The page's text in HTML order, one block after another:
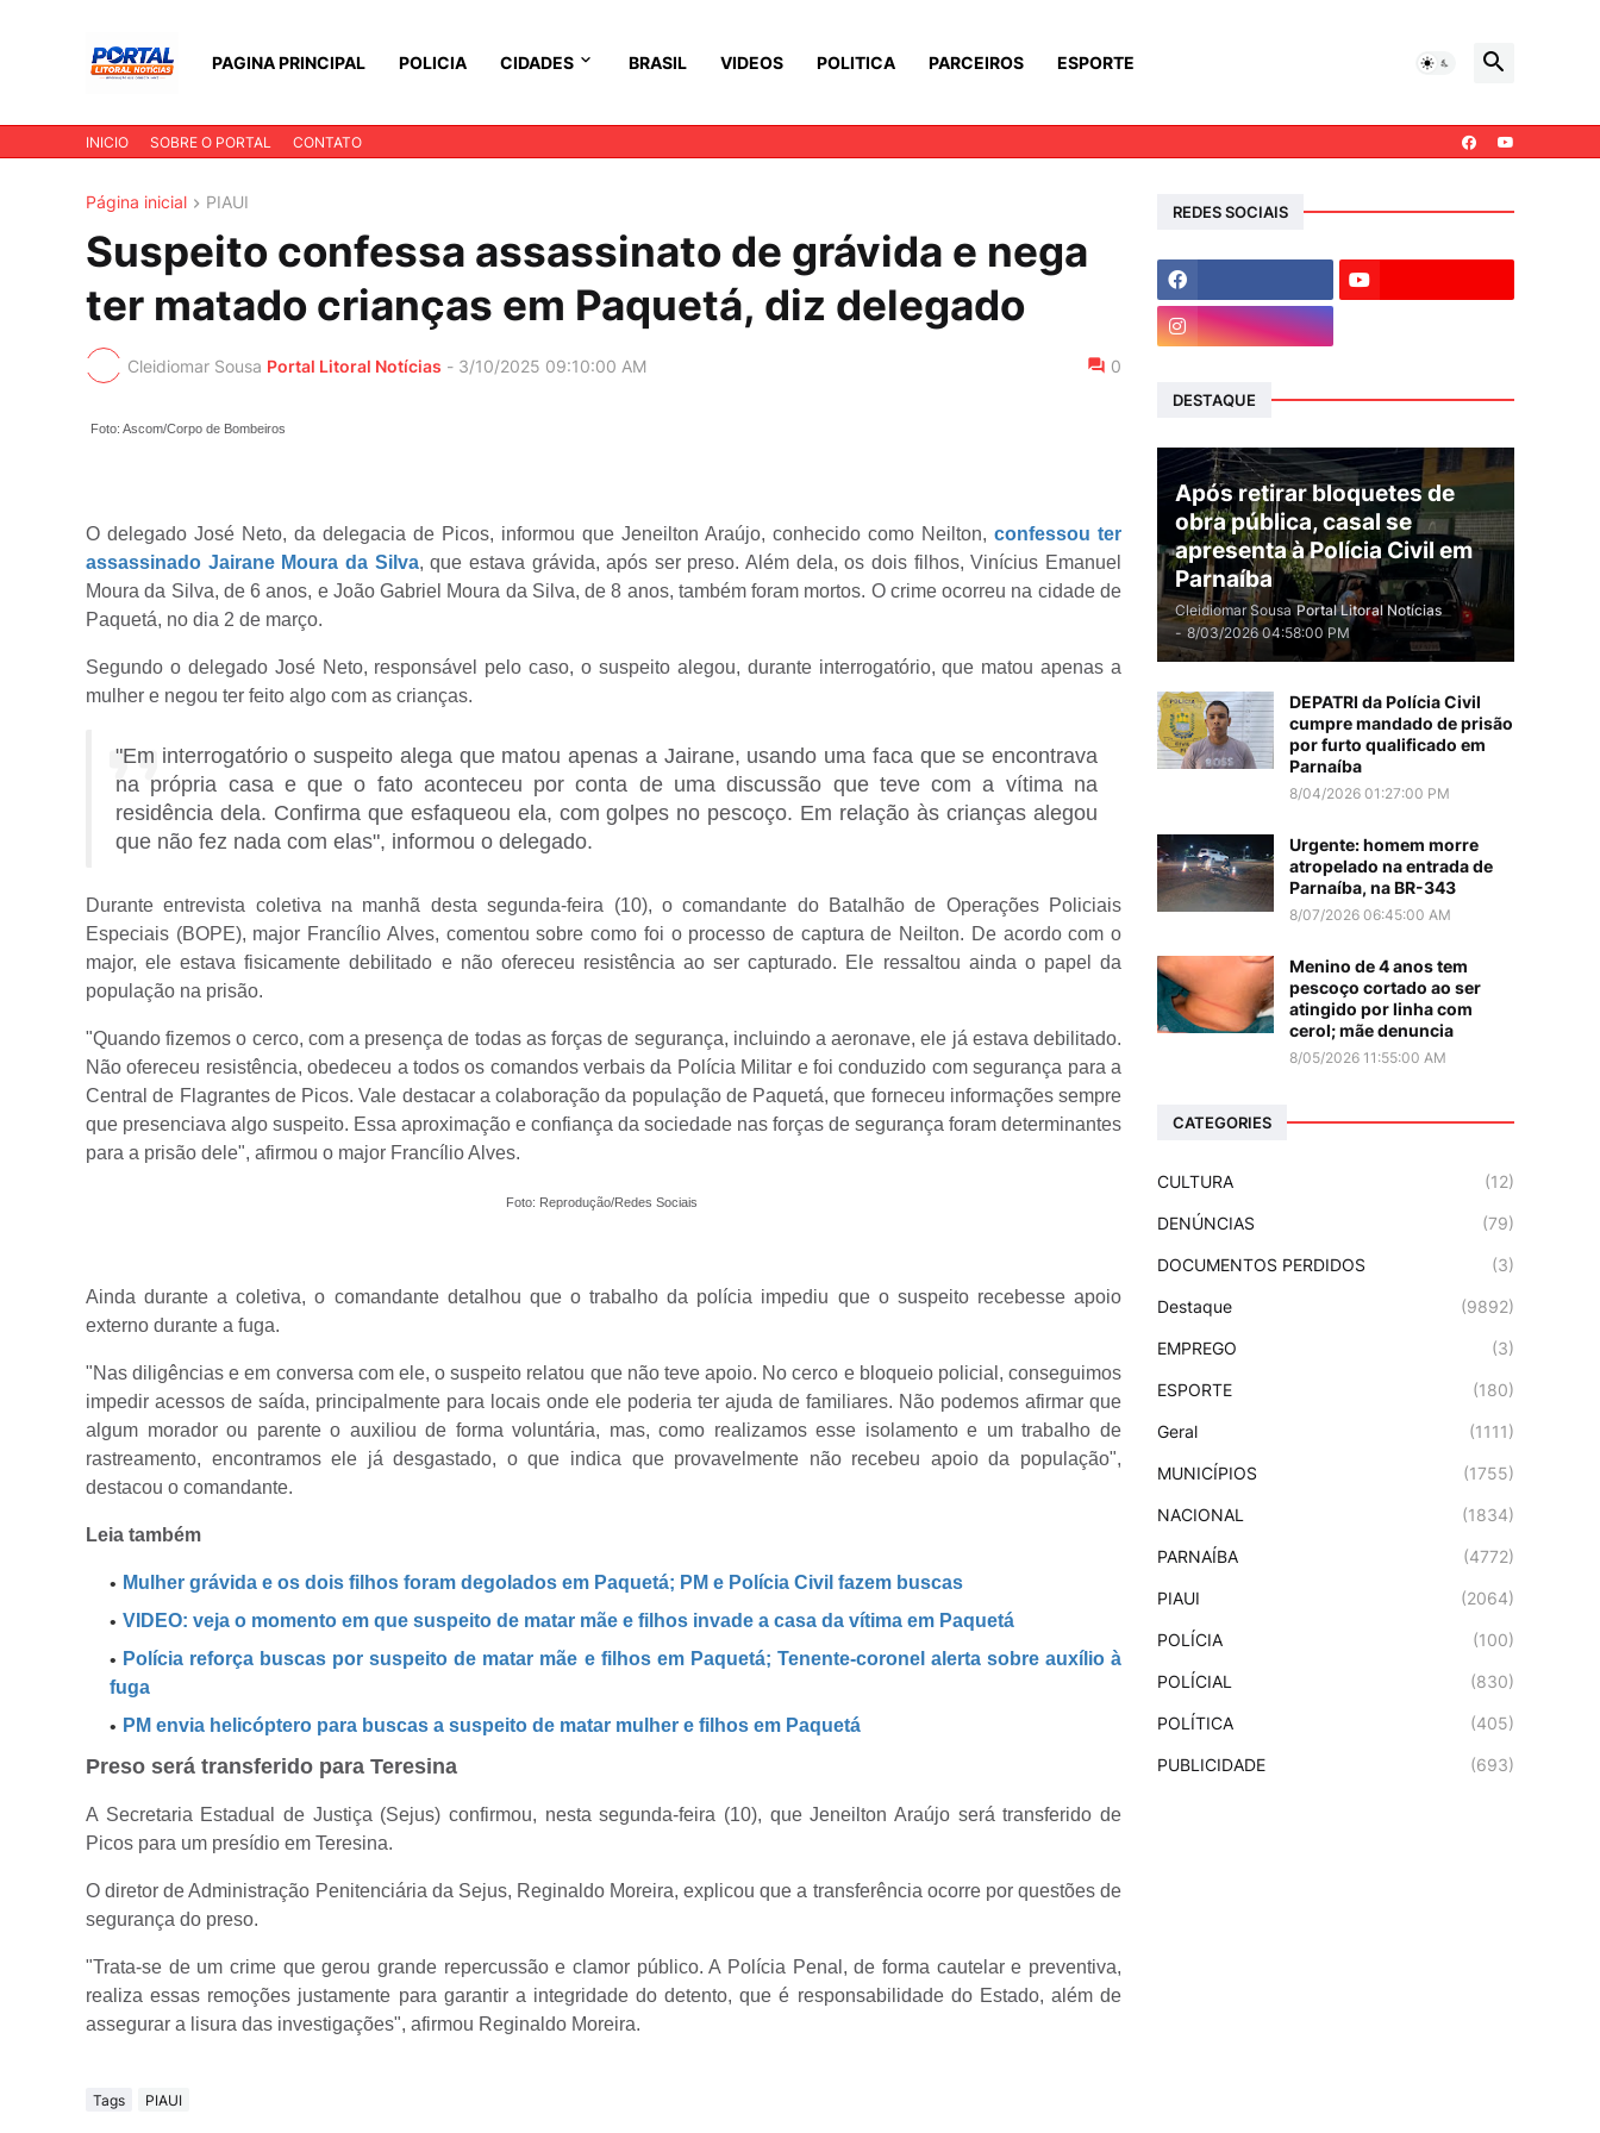
PAGINA PRINCIPAL POLICIA CIDADES BRASIL VIDEOS POLITICA PARCEIROS ESPORTE
INICIO SOBRE O PORTAL CONTATO
Página inicial PIAUI
Suspeito confessa assassinato de grávida e nega
ter matado crianças em Paquetá, diz delegado
Cleidiomar Sousa Portal Litoral Notícias - 3/10/2025 09:10:00 AM 0
Foto: Ascom/Corpo de Bombeiros
O delegado José Neto, da delegacia de Picos, informou que Jeneilton Araújo, conhecido como Neilton, confessou ter
assassinado Jairane Moura da Silva, que estava grávida, após ser preso. Além dela, os dois filhos, Vinícius Emanuel
Moura da Silva, de 6 anos, e João Gabriel Moura da Silva, de 8 anos, também foram mortos. O crime ocorreu na cidade de
Paquetá, no dia 2 de março.
Segundo o delegado José Neto, responsável pelo caso, o suspeito alegou, durante interrogatório, que matou apenas a
mulher e negou ter feito algo com as crianças.
"Em interrogatório o suspeito alega que matou apenas a Jairane, usando uma faca que se encontrava
na própria casa e que o fato aconteceu por conta de uma discussão que teve com a vítima na
residência dela. Confirma que esfaqueou ela, com golpes no pescoço. Em relação às crianças alegou
que não fez nada com elas", informou o delegado.
Durante entrevista coletiva na manhã desta segunda-feira (10), o comandante do Batalhão de Operações Policiais
Especiais (BOPE), major Francílio Alves, comentou sobre como foi o processo de captura de Neilton. De acordo com o
major, ele estava fisicamente debilitado e não ofereceu resistência ao ser capturado. Ele ressaltou ainda o papel da
população na prisão.
"Quando fizemos o cerco, com a presença de todas as forças de segurança, incluindo a aeronave, ele já estava debilitado.
Não ofereceu resistência, obedeceu a todos os comandos verbais da Polícia Militar e foi conduzido com segurança para a
Central de Flagrantes de Picos. Vale destacar a colaboração da população de Paquetá, que forneceu informações sempre
que presenciava algo suspeito. Essa aproximação e confiança da sociedade nas forças de segurança foram determinantes
para a prisão dele", afirmou o major Francílio Alves.
Foto: Reprodução/Redes Sociais
Ainda durante a coletiva, o comandante detalhou que o trabalho da polícia impediu que o suspeito recebesse apoio
externo durante a fuga.
"Nas diligências e em conversa com ele, o suspeito relatou que não teve apoio. No cerco e bloqueio policial, conseguimos
impedir acessos de saída, principalmente para locais onde ele poderia ter ajuda de familiares. Não podemos afirmar que
algum morador ou parente o auxiliou de forma voluntária, mas, como realizamos esse isolamento e um trabalho de
rastreamento, encontramos ele já desgastado, o que indica que provavelmente não recebeu apoio da população",
destacou o comandante.
Leia também
Mulher grávida e os dois filhos foram degolados em Paquetá; PM e Polícia Civil fazem buscas
VIDEO: veja o momento em que suspeito de matar mãe e filhos invade a casa da vítima em Paquetá
Polícia reforça buscas por suspeito de matar mãe e filhos em Paquetá; Tenente-coronel alerta sobre auxílio à
fuga
PM envia helicóptero para buscas a suspeito de matar mulher e filhos em Paquetá
Preso será transferido para Teresina
A Secretaria Estadual de Justiça (Sejus) confirmou, nesta segunda-feira (10), que Jeneilton Araújo será transferido de
Picos para um presídio em Teresina.
O diretor de Administração Penitenciária da Sejus, Reginaldo Moreira, explicou que a transferência ocorre por questões de
segurança do preso.
"Trata-se de um crime que gerou grande repercussão e clamor público. A Polícia Penal, de forma cautelar e preventiva,
realiza essas remoções justamente para garantir a integridade do detento, que é responsabilidade do Estado, além de
assegurar a lisura das investigações", afirmou Reginaldo Moreira.
Tags PIAUI
REDES SOCIAIS
DESTAQUE
Após retirar bloquetes de
obra pública, casal se
apresenta à Polícia Civil em
Parnaíba
Cleidiomar Sousa Portal Litoral Notícias
- 8/03/2026 04:58:00 PM
DEPATRI da Polícia Civil
cumpre mandado de prisão
por furto qualificado em
Parnaíba
8/04/2026 01:27:00 PM
Urgente: homem morre
atropelado na entrada de
Parnaíba, na BR-343
8/07/2026 06:45:00 AM
Menino de 4 anos tem
pescoço cortado ao ser
atingido por linha com
cerol; mãe denuncia
8/05/2026 11:55:00 AM
CATEGORIES
CULTURA (12)
DENÚNCIAS (79)
DOCUMENTOS PERDIDOS (3)
Destaque (9892)
EMPREGO (3)
ESPORTE (180)
Geral (1111)
MUNICÍPIOS (1755)
NACIONAL (1834)
PARNAÍBA (4772)
PIAUI (2064)
POLÍCIA (100)
POLÍCIAL (830)
POLÍTICA (405)
PUBLICIDADE (693)